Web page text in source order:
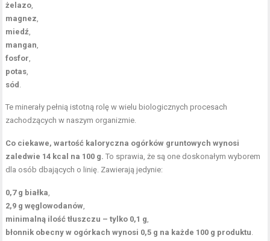
żelazo,
magnez,
miedź,
mangan,
fosfor,
potas,
sód .
Te minerały pełnią istotną rolę w wielu biologicznych procesach
zachodzących w naszym organizmie.
Co ciekawe, wartość kaloryczna ogórków gruntowych wynosi
zaledwie 14 kcal na 100 g. To sprawia, że są one doskonałym wyborem
dla osób dbających o linię. Zawierają jedynie:
0,7 g białka,
2,9 g węglowodanów,
minimalną ilość tłuszczu – tylko 0,1 g,
błonnik obecny w ogórkach wynosi 0,5 g na każde 100 g produktu.